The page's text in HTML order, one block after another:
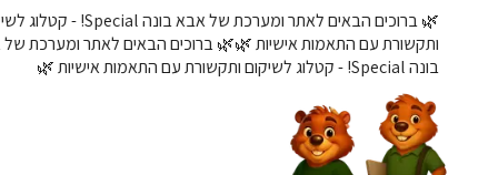
🌿 ברוכים הבאים לאתר ומערכת של אבא בונה Special! - קטלוג לשיקום
ותקשורת עם התאמות אישיות 🌿🌿 ברוכים הבאים לאתר ומערכת של
בונה Special! - קטלוג לשיקום ותקשורת עם התאמות אישיות 🌿